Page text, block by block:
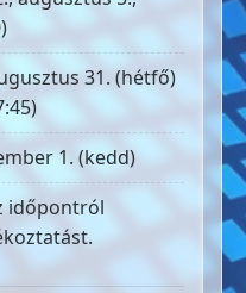
31. (hétfő)
1. (kedd)
időpontról